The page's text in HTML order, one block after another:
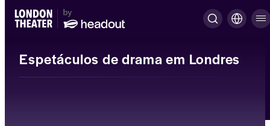
Espetáculos de drama em Londres